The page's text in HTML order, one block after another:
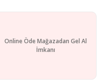
Online Öde Mağazadan Gel Al
İmkanı